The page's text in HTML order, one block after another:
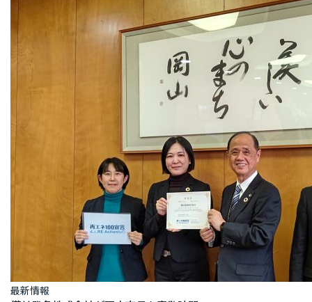
最新情報